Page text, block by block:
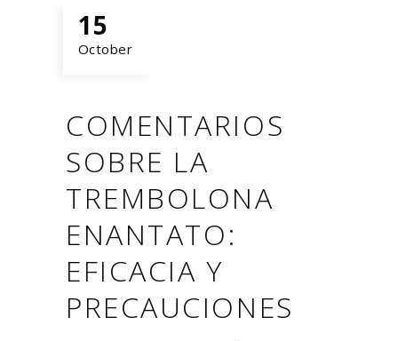
15
October
COMENTARIOS
SOBRE LA
TREMBOLONA
ENANTATO:
EFICACIA Y
PRECAUCIONES